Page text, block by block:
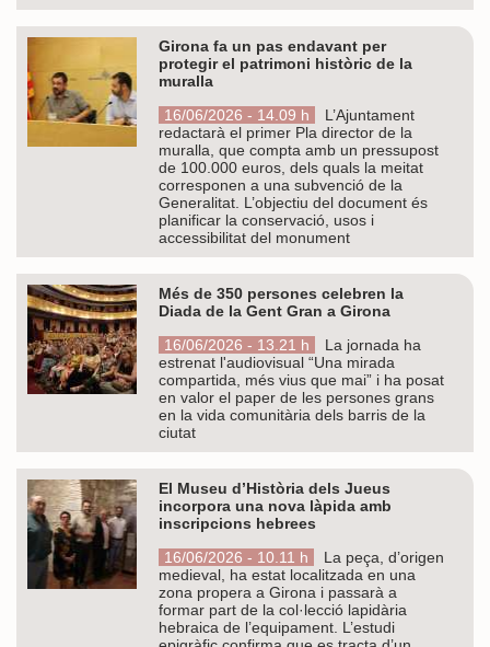
Girona fa un pas endavant per
protegir el patrimoni històric de la
muralla
16/06/2026 - 14.09 h
L’Ajuntament
redactarà el primer Pla director de la
muralla, que compta amb un pressupost
de 100.000 euros, dels quals la meitat
corresponen a una subvenció de la
Generalitat. L’objectiu del document és
planificar la conservació, usos i
accessibilitat del monument
Més de 350 persones celebren la
Diada de la Gent Gran a Girona
16/06/2026 - 13.21 h
La jornada ha
estrenat l'audiovisual “Una mirada
compartida, més vius que mai” i ha posat
en valor el paper de les persones grans
en la vida comunitària dels barris de la
ciutat
El Museu d’Història dels Jueus
incorpora una nova làpida amb
inscripcions hebrees
16/06/2026 - 10.11 h
La peça, d’origen
medieval, ha estat localitzada en una
zona propera a Girona i passarà a
formar part de la col·lecció lapidària
hebraica de l’equipament. L’estudi